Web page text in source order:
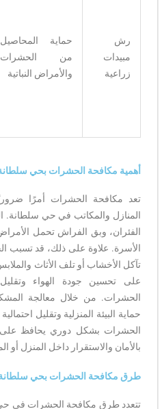
رش
مبيدات
زراعية
حماية المحاصيل
من الحشرات
والأمراض النباتية
أهمية مكافحة الحشرات بحي
تعد مكافحة الحشرات أمرًا
المنازل والمكاتب في حي سلطانة.
الفئران، وبق الفراش تحمل
الأسرة. علاوة على ذلك، قد تسبب
تآكل الأخشاب أو تلف الأثاث
على تحسين جودة الهواء وتقليل
الحشرات. من خلال معالجة
حماية البيئة المنزلية وتقليل
الحشرات بشكل دوري يحافظ على
بالأمان والاستقرار داخل المنزل أو
طرق مكافحة الحشرات بحي
تتعدد طرق مكافحة الحشرات في حي